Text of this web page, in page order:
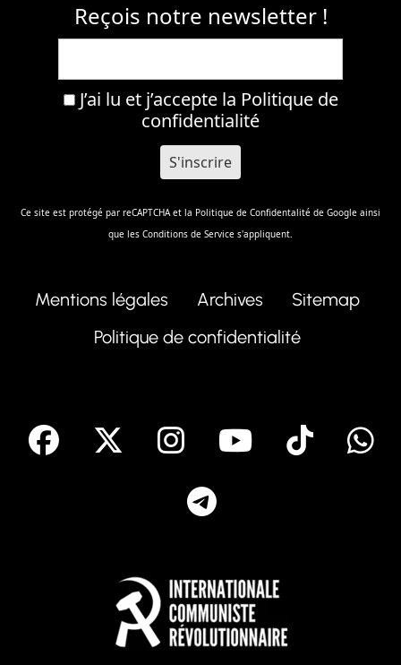
Reçois notre newsletter !
J’ai lu et j’accepte la Politique de
confidentialité
Ce site est protégé par reCAPTCHA et la Politique de Confidentalité de Google ainsi
que les Conditions de Service s'appliquent.
Mentions légales Archives
Sitemap
Politique de confidentialité
facebook Instagram
Youtube
Tik